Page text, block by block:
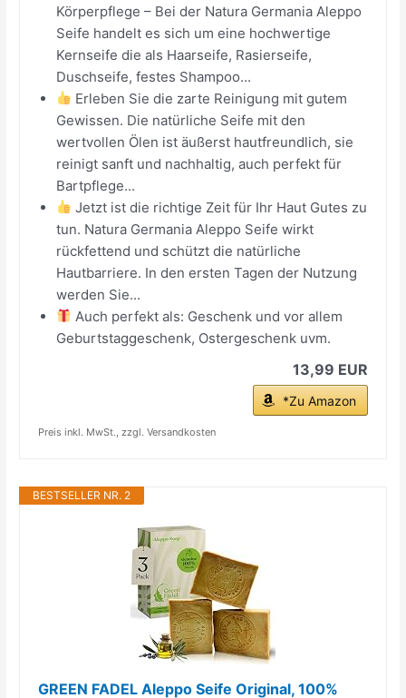
Körperpflege – Bei der Natura Germania Aleppo
Seife handelt es sich um eine hochwertige
Kernseife die als Haarseife, Rasierseife,
Duschseife, festes Shampoo...
Erleben Sie die zarte Reinigung mit gutem
Gewissen. Die natürliche Seife mit den
wertvollen Ölen ist äußerst hautfreundlich, sie
reinigt sanft und nachhaltig, auch perfekt für
Bartpflege...
Jetzt ist die richtige Zeit für Ihr Haut Gutes zu
tun. Natura Germania Aleppo Seife wirkt
rückfettend und schützt die natürliche
Hautbarriere. In den ersten Tagen der Nutzung
werden Sie...
Auch perfekt als: Geschenk und vor allem
Geburtstaggeschenk, Ostergeschenk uvm.
13,99 EUR
*Zu Amazon
Preis inkl. MwSt., zzgl. Versandkosten
BESTSELLER NR. 2
GREEN FADEL Aleppo Seife Original, 100%